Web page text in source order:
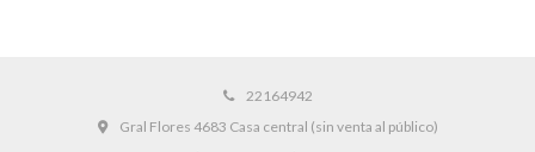
22164942
Gral Flores 4683 Casa central (sin venta al público)